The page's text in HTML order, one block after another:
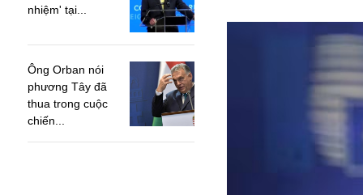
nhiệm' tại...
Ông Orban nói
phương Tây đã
thua trong cuộc
chiến...